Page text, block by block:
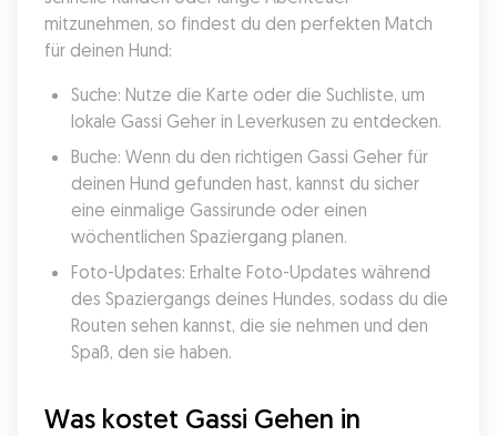
mitzunehmen, so findest du den perfekten Match
für deinen Hund:
Suche: Nutze die Karte oder die Suchliste, um
lokale Gassi Geher in Leverkusen zu entdecken.
Buche: Wenn du den richtigen Gassi Geher für
deinen Hund gefunden hast, kannst du sicher
eine einmalige Gassirunde oder einen
wöchentlichen Spaziergang planen.
Foto-Updates: Erhalte Foto-Updates während
des Spaziergangs deines Hundes, sodass du die
Routen sehen kannst, die sie nehmen und den
Spaß, den sie haben.
Was kostet Gassi Gehen in